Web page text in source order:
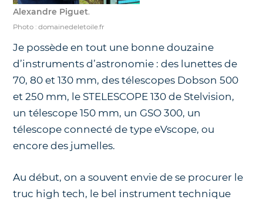
Alexandre Piguet.
Photo : domainedeletoile.fr
Je possède en tout une bonne douzaine
d’instruments d’astronomie : des lunettes de
70, 80 et 130 mm, des télescopes Dobson 500
et 250 mm, le STELESCOPE 130 de Stelvision,
un télescope 150 mm, un GSO 300, un
télescope connecté de type eVscope, ou
encore des jumelles.
Au début, on a souvent envie de se procurer le
truc high tech, le bel instrument technique